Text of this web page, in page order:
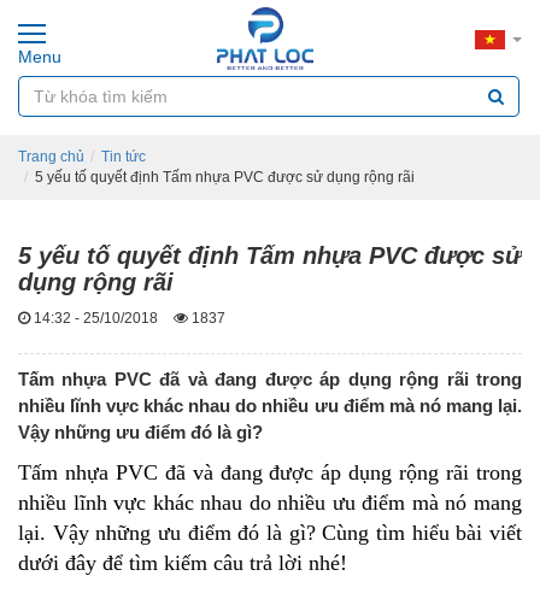
Menu
Trang chủ
Tin tức
5 yếu tố quyết định Tấm nhựa PVC được sử dụng rộng rãi
5 yếu tố quyết định Tấm nhựa PVC được sử
dụng rộng rãi
14:32 - 25/10/2018 1837
Tấm nhựa PVC đã và đang được áp dụng rộng rãi trong
nhiều lĩnh vực khác nhau do nhiều ưu điểm mà nó mang lại.
Vậy những ưu điểm đó là gì?
Tấm nhựa PVC đã và đang được áp dụng rộng rãi trong
nhiều lĩnh vực khác nhau do nhiều ưu điểm mà nó mang
lại. Vậy những ưu điểm đó là gì? Cùng tìm hiểu bài viết
dưới đây để tìm kiếm câu trả lời nhé!